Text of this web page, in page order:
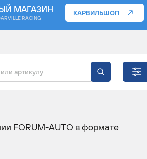
МАГАЗИН
RACING
КАРВИЛЬШОП
FORUM-
FORUM-AUTO в формате